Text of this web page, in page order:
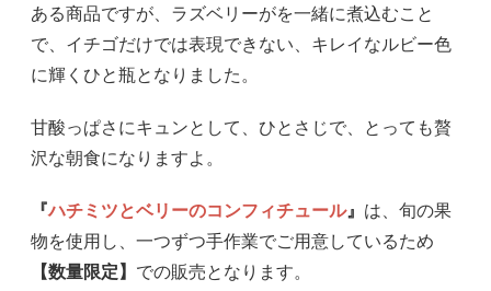
ある商品ですが、ラズベリーがを一緒に煮込むこと
で、イチゴだけでは表現できない、キレイなルビー色
に輝くひと瓶となりました。
甘酸っぱさにキュンとして、ひとさじで、とっても贅
沢な朝食になりますよ。
『ハチミツとベリーのコンフィチュール』 は、旬の果
物を使用し、一つずつ手作業でご用意しているため
【数量限定】 での販売となります。